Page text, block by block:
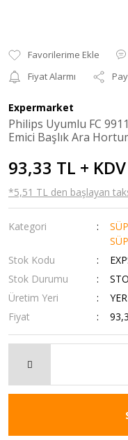
Fiyat Alarmı
Expermarket
Philips Uyumlu FC
Emici Başlık Ara
93,33 TL + KDV
*5,51 TL den başlayan
Kategori
Stok Kodu
Stok Durumu
Üretim Yeri
Fiyat